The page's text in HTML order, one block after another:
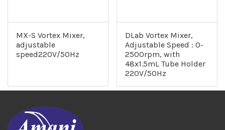
MX-S Vortex Mixer,
adjustable
speed220V/50Hz
DLab Vortex Mixer,
Adjustable Speed : 0-
2500rpm, with
48x1.5mL Tube Holder
220V/50Hz